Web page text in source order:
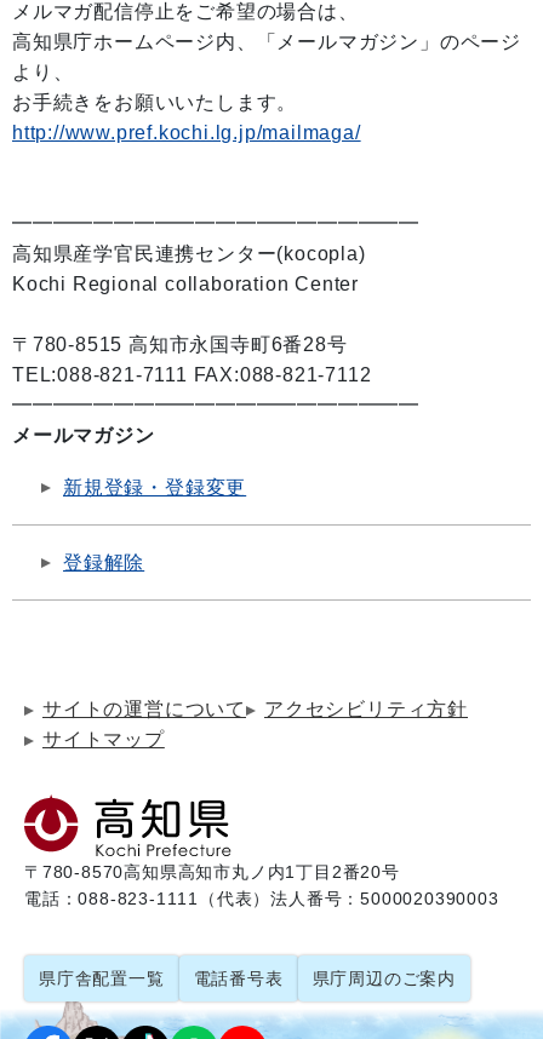
メルマガ配信停止をご希望の場合は、
高知県庁ホームページ内、「メールマガジン」のページ
より、
お手続きをお願いいたします。
http://www.pref.kochi.lg.jp/mailmaga/
━━━━━━━━━━━━━━━━━━━━
高知県産学官民連携センター(kocopla)
Kochi Regional collaboration Center
〒780-8515 高知市永国寺町6番28号
TEL:088-821-7111 FAX:088-821-7112
━━━━━━━━━━━━━━━━━━━━
メールマガジン
新規登録・登録変更
登録解除
サイトの運営について
アクセシビリティ方針
サイトマップ
〒780-8570高知県高知市丸ノ内1丁目2番20号
電話：088-823-1111（代表）法人番号：5000020390003
県庁舎配置一覧 電話番号表 県庁周辺のご案内